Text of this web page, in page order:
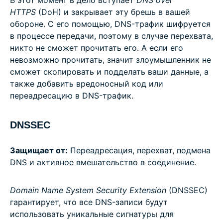
HTTPS (DoH) и закрывает эту брешь в вашей
обороне. С его помощью, DNS-трафик шифруется
в процессе передачи, поэтому в случае перехвата,
никто не сможет прочитать его. А если его
невозможно прочитать, значит злоумышленник не
сможет скопировать и подделать ваши данные, а
также добавить вредоносный код или
переадресацию в DNS-трафик.
DNSSEC
Защищает от: Переадресация, перехват, подмена
DNS и активное вмешательство в соединение.
Domain Name System Security Extension (DNSSEC)
гарантирует, что все DNS-записи будут
использовать уникальные сигнатуры для